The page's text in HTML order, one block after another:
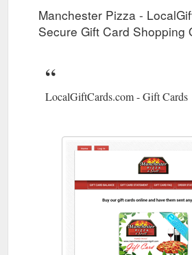
Manchester Pizza -
Secure Gift Card Shopping
LocalGiftCards.com - Gift Cards